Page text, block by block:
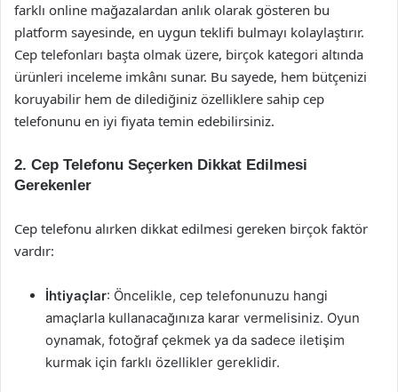
farklı online mağazalardan anlık olarak gösteren bu
platform sayesinde, en uygun teklifi bulmayı kolaylaştırır.
Cep telefonları başta olmak üzere, birçok kategori altında
ürünleri inceleme imkânı sunar. Bu sayede, hem bütçenizi
koruyabilir hem de dilediğiniz özelliklere sahip cep
telefonunu en iyi fiyata temin edebilirsiniz.
2. Cep Telefonu Seçerken Dikkat Edilmesi
Gerekenler
Cep telefonu alırken dikkat edilmesi gereken birçok faktör
vardır:
İhtiyaçlar: Öncelikle, cep telefonunuzu hangi
amaçlarla kullanacağınıza karar vermelisiniz. Oyun
oynamak, fotoğraf çekmek ya da sadece iletişim
kurmak için farklı özellikler gereklidir.